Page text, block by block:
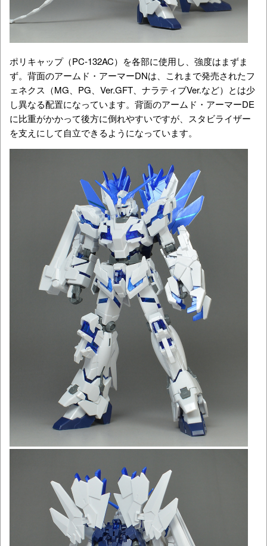
ポリキャップ（PC-132AC）を各部に使用し、強度はまずま
ず。背面のアームド・アーマーDNは、これまで発売されたフ
ェネクス（MG、PG、Ver.GFT、ナラティブVer.など）とは少
し異なる配置になっています。背面のアームド・アーマーDE
に比重がかかって後方に倒れやすいですが、スタビライザー
を支えにして自立できるようになっています。